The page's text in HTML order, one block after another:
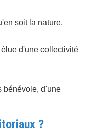
soit la nature,
d'une collectivité
bénévole, d'une
?